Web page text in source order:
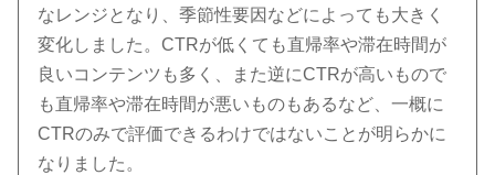
なレンジとなり、季節性要因などによっても大きく
変化しました。CTRが低くても直帰率や滞在時間が
良いコンテンツも多く、また逆にCTRが高いもので
も直帰率や滞在時間が悪いものもあるなど、一概に
CTRのみで評価できるわけではないことが明らかに
なりました。